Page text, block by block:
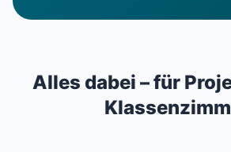
Alles dabei – für